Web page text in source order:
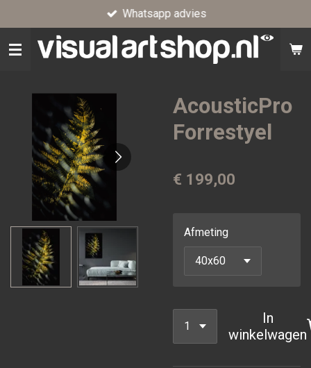
direct
naar
Whatsapp advies
AcousticPro
Forrestyel
€ 199,00
Afmeting
In
winkelwagen